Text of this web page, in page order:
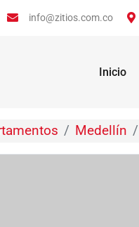
info@zitios.com.co
Inicio
Medellín